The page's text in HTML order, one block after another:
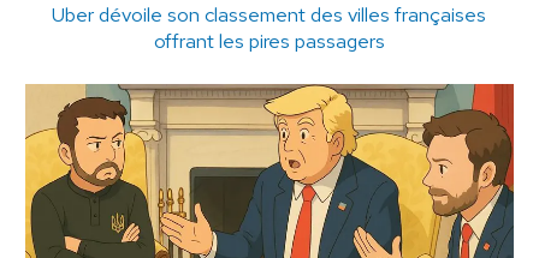
Uber dévoile son classement des villes françaises
offrant les pires passagers